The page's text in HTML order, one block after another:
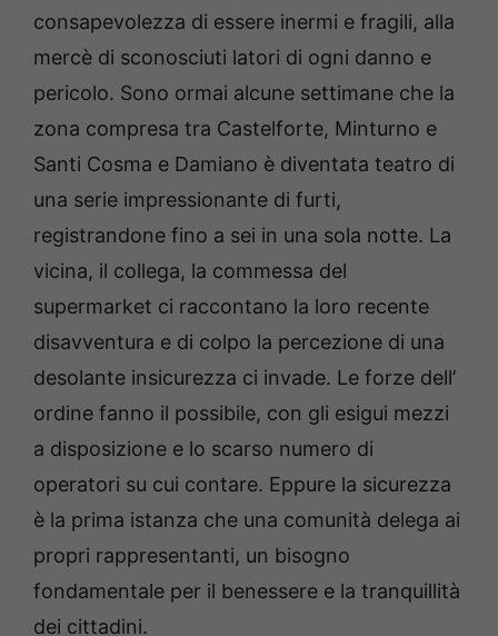
consapevolezza di essere inermi e fragili, alla
mercè di sconosciuti latori di ogni danno e
pericolo. Sono ormai alcune settimane che la
zona compresa tra Castelforte, Minturno e
Santi Cosma e Damiano è diventata teatro di
una serie impressionante di furti,
registrandone fino a sei in una sola notte. La
vicina, il collega, la commessa del
supermarket ci raccontano la loro recente
disavventura e di colpo la percezione di una
desolante insicurezza ci invade. Le forze dell’
ordine fanno il possibile, con gli esigui mezzi
a disposizione e lo scarso numero di
operatori su cui contare. Eppure la sicurezza
è la prima istanza che una comunità delega ai
propri rappresentanti, un bisogno
fondamentale per il benessere e la tranquillità
dei cittadini.